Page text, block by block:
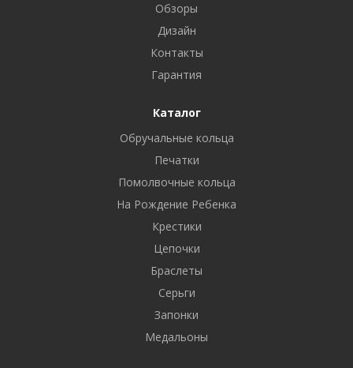
Обзоры
Дизайн
Контакты
Гарантия
Каталог
Обручальные кольца
Печатки
Помолвочные кольца
На Рождение Ребенка
Крестики
Цепочки
Браслеты
Серьги
Запонки
Медальоны